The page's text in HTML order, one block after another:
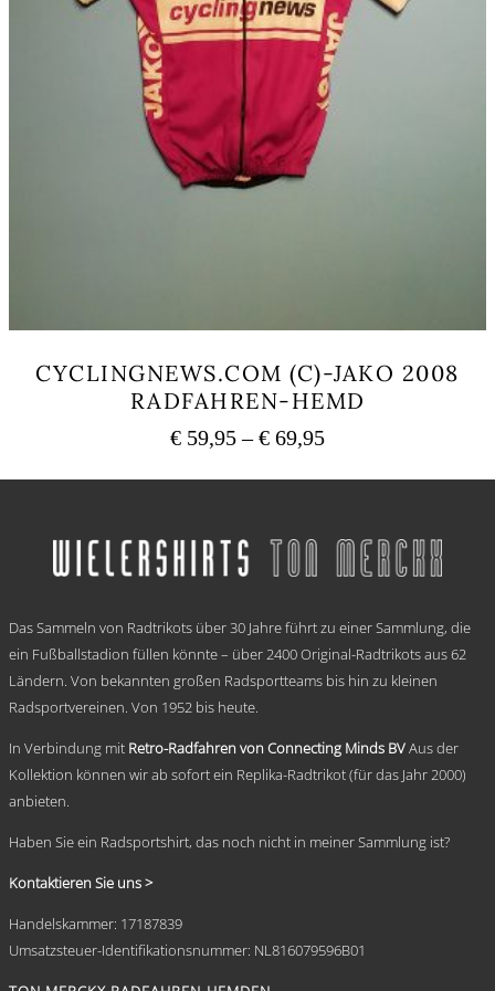
CYCLINGNEWS.COM (C)-JAKO 2008
RADFAHREN-HEMD
€ 59,95 –€ 69,95Preisspanne:
bis
Varianten
auf.
können
auf
Produktseite
gewählt
Das Sammeln von Radtrikots über 30 Jahre führt zu einer Sammlung, die
ein Fußballstadion füllen könnte – über 2400 Original-Radtrikots aus 62
Ländern. Von bekannten großen Radsportteams bis hin zu kleinen
Radsportvereinen. Von 1952 bis heute.
In Verbindung mit Retro-Radfahren von Connecting Minds BVAus der
Kollektion können wir ab sofort ein Replika-Radtrikot (für das Jahr 2000)
anbieten.
Haben Sie ein Radsportshirt, das noch nicht in meiner Sammlung ist?
Kontaktieren Sie uns >
Handelskammer: 17187839
Umsatzsteuer-Identifikationsnummer: NL816079596B01